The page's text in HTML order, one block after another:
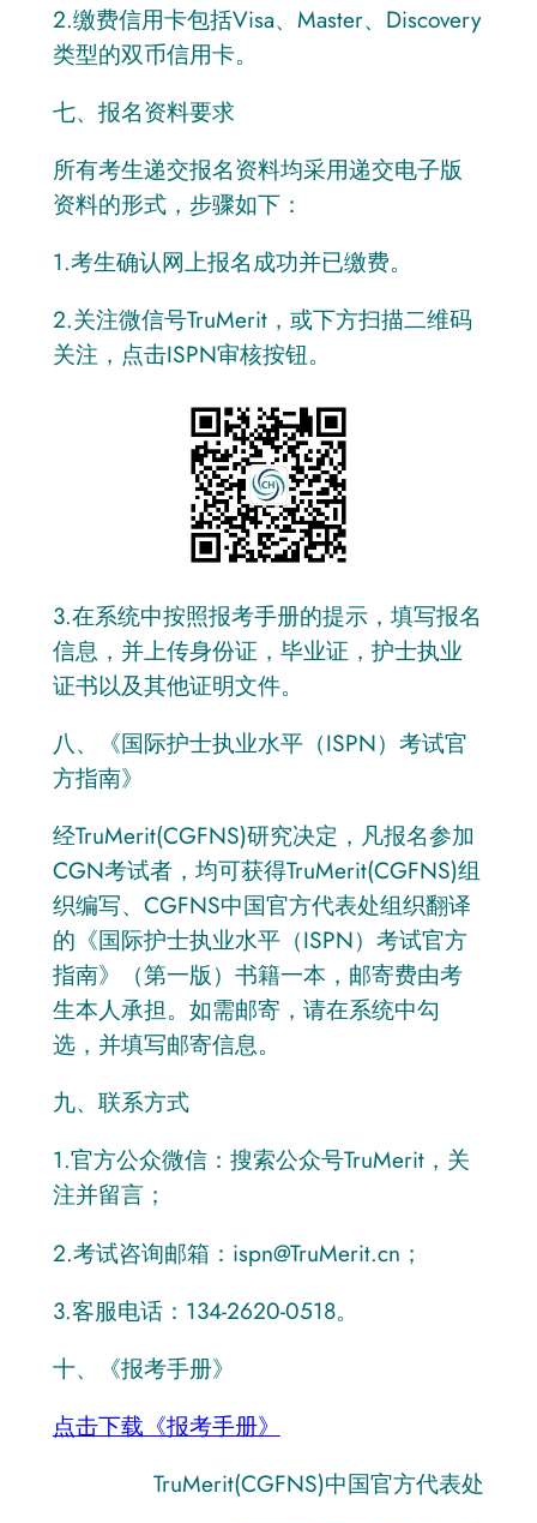
2.缴费信用卡包括Visa、Master、Discovery
类型的双币信用卡。
七、报名资料要求
所有考生递交报名资料均采用递交电子版
资料的形式，步骤如下：
1.考生确认网上报名成功并已缴费。
2.关注微信号TruMerit，或下方扫描二维码
关注，点击ISPN审核按钮。
3.在系统中按照报考手册的提示，填写报名
信息，并上传身份证，毕业证，护士执业
证书以及其他证明文件。
八、《国际护士执业水平（ISPN）考试官
方指南》
经TruMerit(CGFNS)研究决定，凡报名参加
CGN考试者，均可获得TruMerit(CGFNS)组
织编写、CGFNS中国官方代表处组织翻译
的《国际护士执业水平（ISPN）考试官方
指南》（第一版）书籍一本，邮寄费由考
生本人承担。如需邮寄，请在系统中勾
选，并填写邮寄信息。
九、联系方式
1.官方公众微信：搜索公众号TruMerit，关
注并留言；
2.考试咨询邮箱：ispn@TruMerit.cn；
3.客服电话：134-2620-0518。
十、《报考手册》
点击下载《报考手册》
TruMerit(CGFNS)中国官方代表处